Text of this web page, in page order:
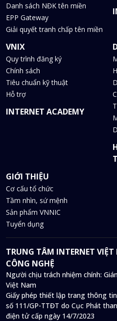
Danh sách NĐK tên miền
EPP Gateway
Giải quyết tranh chấp tên miền
VNIX
Quy trình đăng ký
Chính sách
Tiêu chuẩn kỹ thuật
Hỗ trợ
INTERNET ACADEMY
GIỚI THIỆU
Cơ cấu tổ chức
Tầm nhìn, sứ mệnh
Sản phẩm VNNIC
Tuyển dụng
TRUNG TÂM INTERNET
CÔNG NGHỆ
Người chịu trách nhiệm chính:
Việt Nam
Giấy phép thiết lập trang thông
số 111/GP-TTĐT do Cục Phát
điện tử cấp ngày 14/7/2023